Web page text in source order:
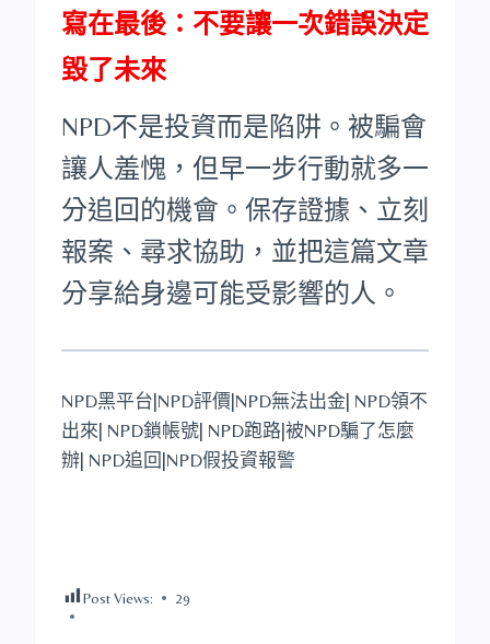
寫在最後：不要讓一次錯誤決定
毀了未來
NPD不是投資而是陷阱。被騙會
讓人羞愧，但早一步行動就多一
分追回的機會。保存證據、立刻
報案、尋求協助，並把這篇文章
分享給身邊可能受影響的人。
NPD黑平台|NPD評價|NPD無法出金| NPD領不
出來| NPD鎖帳號| NPD跑路|被NPD騙了怎麼
辦| NPD追回|NPD假投資報警
Post Views: 29